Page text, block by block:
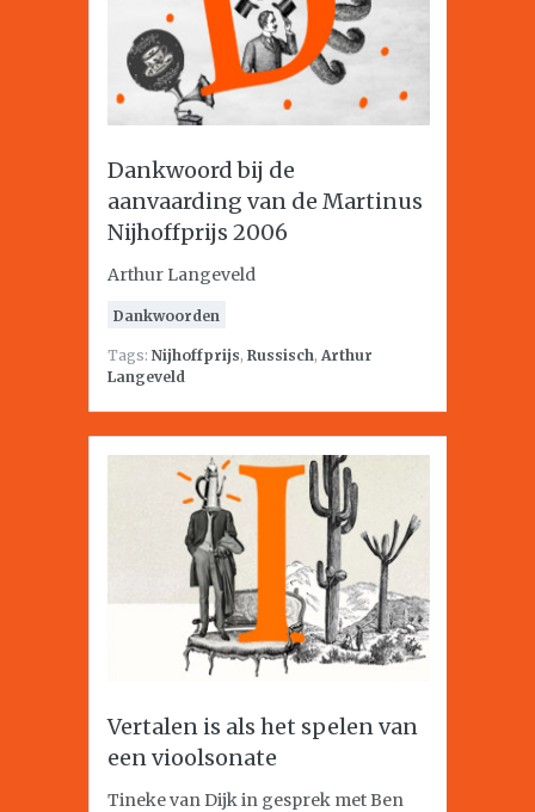
Dankwoord bij de
aanvaarding van de Martinus
Nijhoffprijs 2006
Arthur Langeveld
Dankwoorden
Tags: Nijhoffprijs, Russisch, Arthur
Langeveld
Vertalen is als het spelen van
een vioolsonate
Tineke van Dijk in gesprek met Ben